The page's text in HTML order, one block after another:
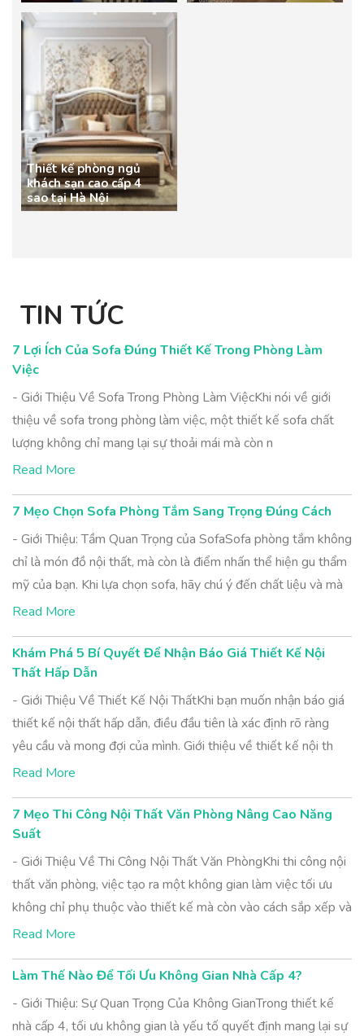
Thiết kế phòng ngủ
khách sạn cao cấp 4
sao tại Hà Nội
TIN TỨC
7 Lợi Ích Của Sofa Đúng Thiết Kế Trong Phòng Làm
Việc
- Giới Thiệu Về Sofa Trong Phòng Làm ViệcKhi nói về giới
thiệu về sofa trong phòng làm việc, một thiết kế sofa chất
lượng không chỉ mang lại sự thoải mái mà còn n
Read More
7 Mẹo Chọn Sofa Phòng Tắm Sang Trọng Đúng Cách
- Giới Thiệu: Tầm Quan Trọng của SofaSofa phòng tắm không
chỉ là món đồ nội thất, mà còn là điểm nhấn thể hiện gu thẩm
mỹ của bạn. Khi lựa chọn sofa, hãy chú ý đến chất liệu và mà
Read More
Khám Phá 5 Bí Quyết Để Nhận Báo Giá Thiết Kế Nội
Thất Hấp Dẫn
- Giới Thiệu Về Thiết Kế Nội ThấtKhi bạn muốn nhận báo giá
thiết kế nội thất hấp dẫn, điều đầu tiên là xác định rõ ràng
yêu cầu và mong đợi của mình. Giới thiệu về thiết kế nội th
Read More
7 Mẹo Thi Công Nội Thất Văn Phòng Nâng Cao Năng
Suất
- Giới Thiệu Về Thi Công Nội Thất Văn PhòngKhi thi công nội
thất văn phòng, việc tạo ra một không gian làm việc tối ưu
không chỉ phụ thuộc vào thiết kế mà còn vào cách sắp xếp và
Read More
Làm Thế Nào Để Tối Ưu Không Gian Nhà Cấp 4?
- Giới Thiệu: Sự Quan Trọng Của Không GianTrong thiết kế
nhà cấp 4, tối ưu không gian là yếu tố quyết định mang lại sự